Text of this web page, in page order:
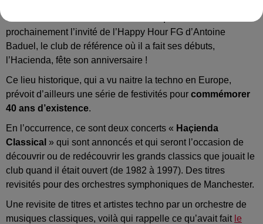
documentaire «
prochainement l’invité de l’Happy Hour FG d’Antoine
Baduel, le club de référence où il a fait ses débuts,
l’Hacienda, fête son anniversaire !
Ce lieu historique, qui a vu naitre la techno en Europe,
prévoit d’ailleurs une série de festivités pour commémorer
40 ans d’existence.
En l’occurrence, ce sont deux concerts « Haçienda
Classical » qui sont annoncés et qui seront l’occasion de
découvrir ou de redécouvrir les grands classics que jouait le
club quand il était ouvert (de 1982 à 1997). Des titres
revisités pour des orchestres symphoniques de Manchester.
Une revisite de titres et artistes techno par un orchestre de
musiques classiques, voilà qui rappelle ce qu’avait fait le